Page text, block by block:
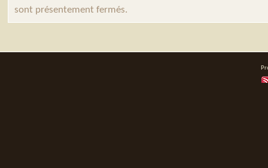
sont présentement fermés.